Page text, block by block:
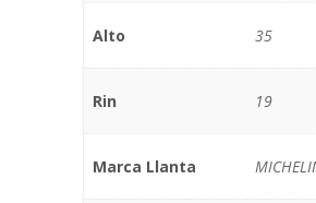
Alto 35
Rin 19
Marca Llanta